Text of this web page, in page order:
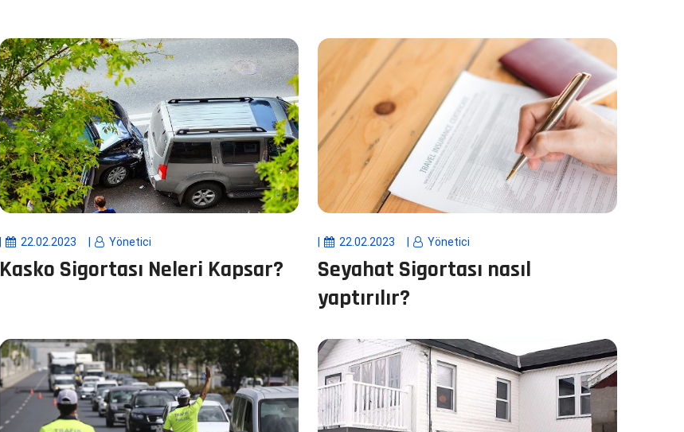
22.02.2023 Yönetici
Kasko Sigortası Neleri Kapsar?
22.02.2023 Yönetici
Seyahat Sigortası nasıl
yaptırılır?